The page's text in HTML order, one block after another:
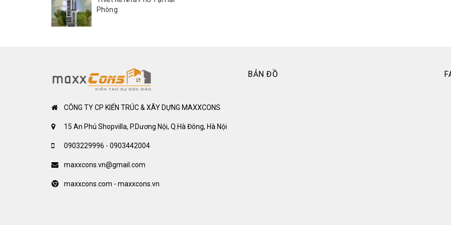
Phòng
CÔNG TY CP KIẾN TRÚC & XÂY DỰNG MAXXCONS
15 An Phú Shopvilla, P.Dương Nội, Q.Hà Đông, Hà Nội
0903229996 - 0903442004
maxxcons.vn@gmail.com
maxxcons.com - maxxcons.vn
BẢN ĐỒ